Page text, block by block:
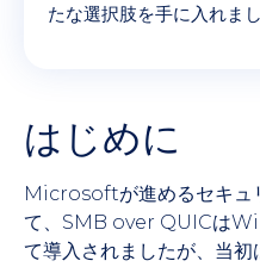
たな選択肢を手に入れまし
はじめに
Microsoftが進めるセキュ
て、SMB over QUICは
て導入されましたが、当初